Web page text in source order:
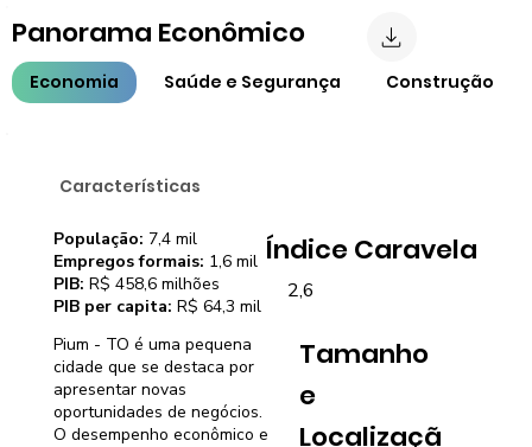
Características
Pium - TO é uma pequena
cidade que se destaca por
apresentar novas
oportunidades de negócios.
O desempenho econômico e
Índice Caravela
2,6
Tamanho
e
Localizaçã
População: 7,4 mil
Empregos formais: 1,6 mil
PIB: R$ 458,6 milhões
PIB per capita: R$ 64,3 mil
Economia Saúde e Segurança Construção
Panorama Econômico